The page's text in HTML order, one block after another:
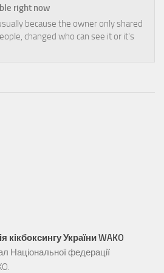
right now
because the owner only shared
changed who can see it or it's
України WAKO
Національної федерації